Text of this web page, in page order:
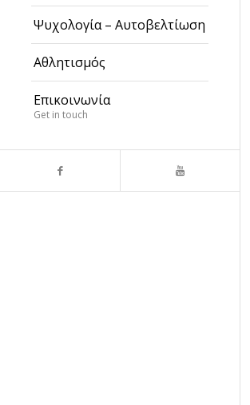
Ψυχολογία – Αυτοβελτίωση
Αθλητισμός
Επικοινωνία
Get in touch